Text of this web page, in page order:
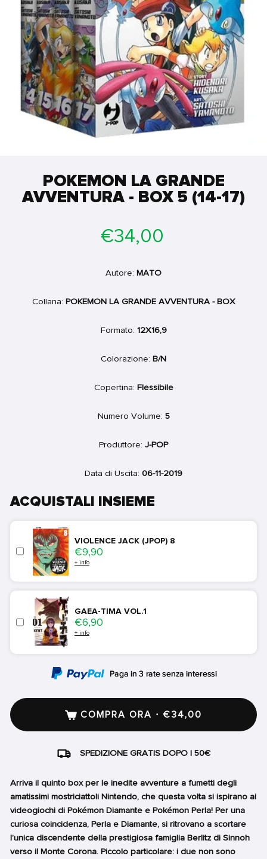
POKEMON LA GRANDE
AVVENTURA - BOX 5 (14-17)
di
€34,00
Autore: MATO
Collana: POKEMON LA GRANDE AVVENTURA - BOX
Formato: 12X16,9
Colorazione: B/N
Copertina: Flessibile
Numero Volume: 5
Produttore: J-POP
Data di Uscita: 06-11-2019
ACQUISTALI INSIEME
VIOLENCE JACK (JPOP) 8
Price
€9,90
+ info
GAEA-TIMA VOL.1
Price
€6,90
+ info
COMPRA ORA · €34,00
SPEDIZIONE GRATIS DOPO I 50€
Arriva il quinto box per le inedite avventure a fumetti degli
amatissimi mostriciattoli Nintendo, che questa volta si ispirano ai
videogiochi di Pokémon Diamante e Pokémon Perla! Per una
curiosa coincidenza, Perla e Diamante, si ritrovano a scortare
l’unica discendente della prestigiosa famiglia Berlitz di Sinnoh
verso il Monte Corona. Piccolo particolare: i due non sono